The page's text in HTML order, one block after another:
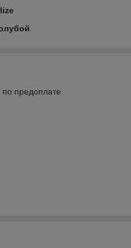
предоплате.